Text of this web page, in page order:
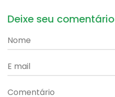
Deixe seu comentário